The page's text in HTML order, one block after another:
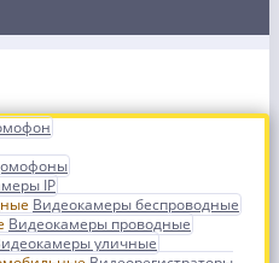
IP
Видеокамеры беспроводные
Видеокамеры проводные
уличные